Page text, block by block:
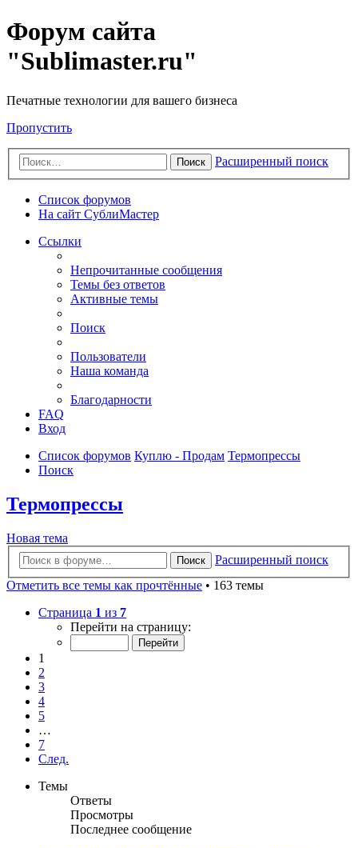
Форум сайта
"Sublimaster.ru"
Печатные технологии для вашего бизнеса
Пропустить
Поиск Расширенный поиск
Список форумов
На сайт СублиМастер
Ссылки
Непрочитанные сообщения
Темы без ответов
Активные темы
Поиск
Пользователи
Наша команда
Благодарности
FAQ
Вход
Список форумов Куплю - Продам Термопрессы
Поиск
Термопрессы
Новая тема
Поиск
Расширенный поиск
Отметить все темы как прочтённые • 163 темы
Страница 1 из 7
Перейти на страницу:
1
2
3
4
5
…
7
След.
Темы
Ответы
Просмотры
Последнее сообщение